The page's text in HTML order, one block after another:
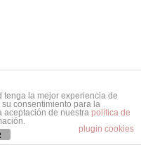
tenga la mejor experiencia de
consentimiento para la
aceptación de nuestra política de
plugin cookies